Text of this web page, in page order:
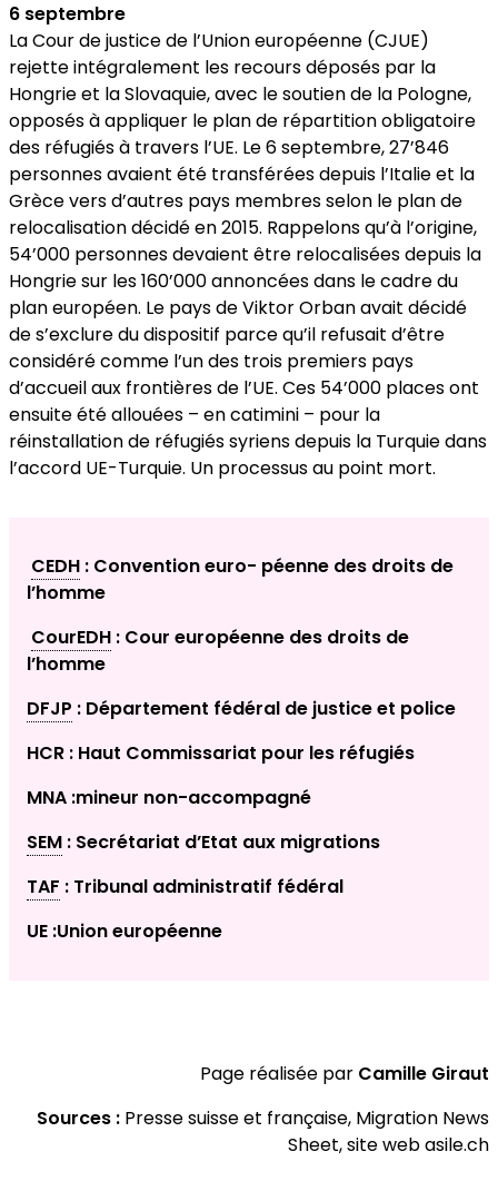
6 septembre
La Cour de justice de l’Union européenne (CJUE)
rejette intégralement les recours déposés par la
Hongrie et la Slovaquie, avec le soutien de la Pologne,
opposés à appliquer le plan de répartition obligatoire
des réfugiés à travers l’UE. Le 6 septembre, 27’846
personnes avaient été transférées depuis l’Italie et la
Grèce vers d’autres pays membres selon le plan de
relocalisation décidé en 2015. Rappelons qu’à l’origine,
54’000 personnes devaient être relocalisées depuis la
Hongrie sur les 160’000 annoncées dans le cadre du
plan européen. Le pays de Viktor Orban avait décidé
de s’exclure du dispositif parce qu’il refusait d’être
considéré comme l’un des trois premiers pays
d’accueil aux frontières de l’UE. Ces 54’000 places ont
ensuite été allouées – en catimini – pour la
réinstallation de réfugiés syriens depuis la Turquie dans
l’accord UE-Turquie. Un processus au point mort.
CEDH : Convention euro- péenne des droits de
l’homme
CourEDH : Cour européenne des droits de
l’homme
DFJP : Département fédéral de justice et police
HCR : Haut Commissariat pour les réfugiés
MNA :mineur non-accompagné
SEM : Secrétariat d’Etat aux migrations
TAF : Tribunal administratif fédéral
UE :Union européenne
Page réalisée par Camille Giraut
Sources : Presse suisse et française, Migration News
Sheet, site web asile.ch